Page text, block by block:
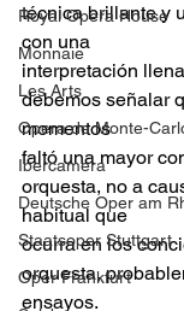
Royal Opera House
Monnaie
Les Arts
Opera de Monte-
Ibercamera
Deutsche Oper am
Staatsoper Stuttgart
Oper Frankfurt
técnica brillante y
con una
interpretación
debemos señalar
momentos
faltó una mayor
orquesta, no a
habitual que
ocurra en los
orquesta,
ensayos.